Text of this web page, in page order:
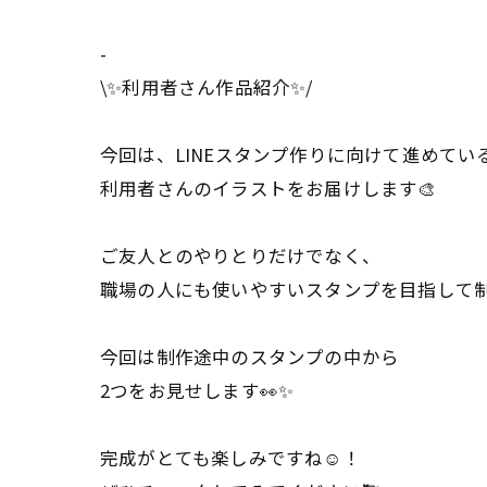
-
\✨利用者さん作品紹介✨/
今回は、LINEスタンプ作りに向けて進めてい
利用者さんのイラストをお届けします🎨
ご友人とのやりとりだけでなく、
職場の人にも使いやすいスタンプを目指して
今回は制作途中のスタンプの中から
2つをお見せします👀✨
完成がとても楽しみですね☺️！